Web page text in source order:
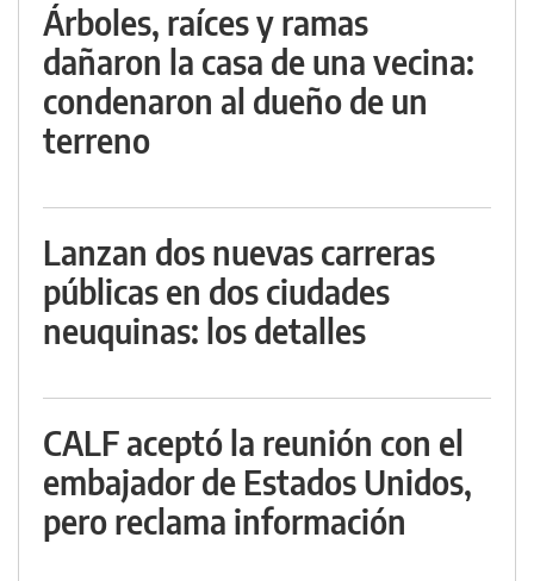
Árboles, raíces y ramas
dañaron la casa de una vecina:
condenaron al dueño de un
terreno
Lanzan dos nuevas carreras
públicas en dos ciudades
neuquinas: los detalles
CALF aceptó la reunión con el
embajador de Estados Unidos,
pero reclama información